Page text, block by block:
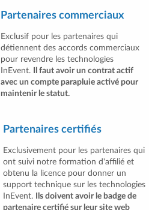
Partenaires commerciaux
Exclusif pour les partenaires qui
détiennent des accords commerciaux
pour revendre les technologies
InEvent.
Il faut avoir un contrat actif
avec un compte parapluie activé pour
maintenir le statut.
Partenaires certifiés
Exclusivement pour les partenaires qui
ont suivi notre formation d'affilié et
obtenu la licence pour donner un
support technique sur les technologies
InEvent.
Ils doivent avoir le badge de
partenaire certifié sur leur site web